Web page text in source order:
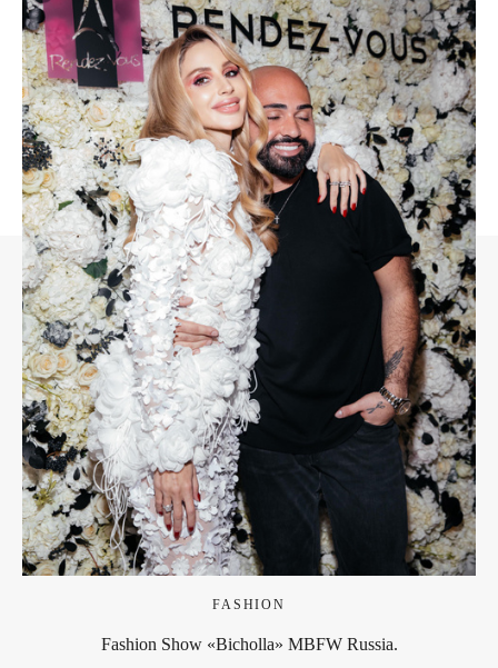
FASHION
Fashion Show «Bicholla» MBFW Russia.